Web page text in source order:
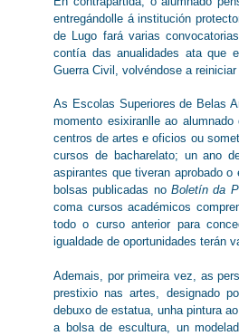
entregándolle á institución
de Lugo fará varias
contía das anualidades ata que
Guerra Civil, volvéndose a reiniciar
As Escolas Superiores de Belas
momento esixiranlle ao
centros de artes e oficios ou
cursos de bacharelato; un ano
aspirantes que tiveran aprobado
bolsas publicadas no Boletín da
coma cursos académicos
todo o curso anterior para
igualdade de oportunidades terán
Ademais, por primeira vez, as
prestixio nas artes, designado
debuxo de estatua, unha pintura
a bolsa de escultura, un